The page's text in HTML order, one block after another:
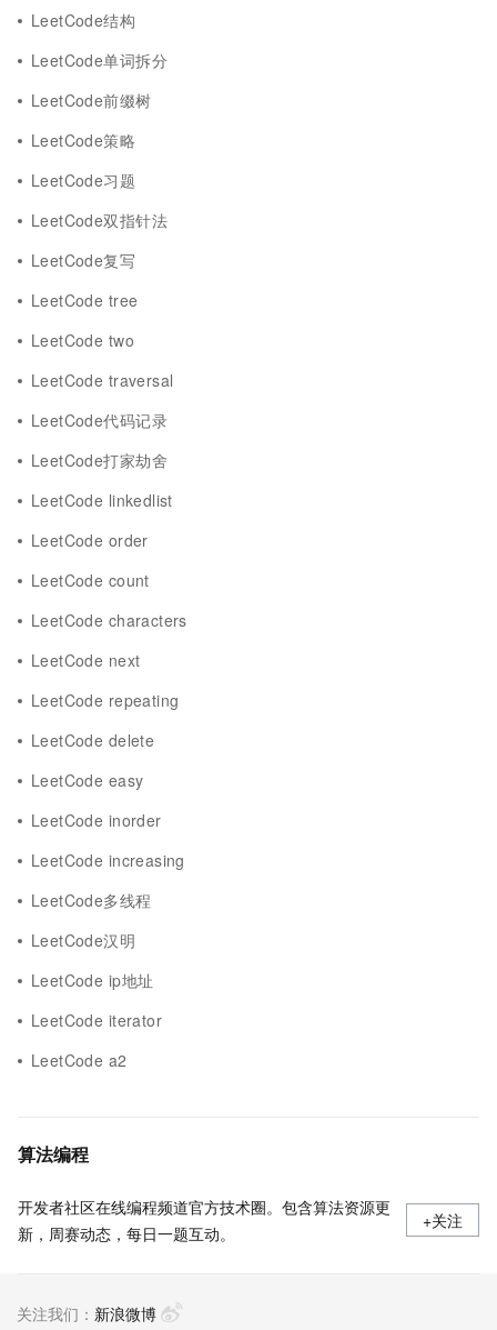
LeetCode结构
LeetCode单词拆分
LeetCode前缀树
LeetCode策略
LeetCode习题
LeetCode双指针法
LeetCode复写
LeetCode tree
LeetCode two
LeetCode traversal
LeetCode代码记录
LeetCode打家劫舍
LeetCode linkedlist
LeetCode order
LeetCode count
LeetCode characters
LeetCode next
LeetCode repeating
LeetCode delete
LeetCode easy
LeetCode inorder
LeetCode increasing
LeetCode多线程
LeetCode汉明
LeetCode ip地址
LeetCode iterator
LeetCode a2
算法编程
开发者社区在线编程频道官方技术圈。包含算法资源更
新，周赛动态，每日一题互动。
+关注
关注我们： 新浪微博